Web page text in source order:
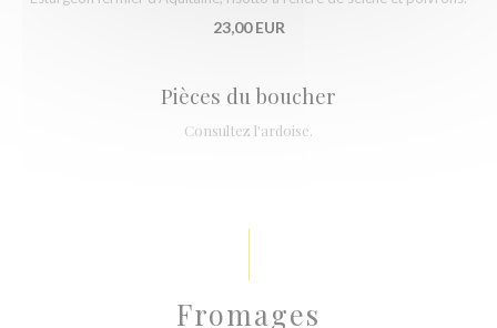
23,00 EUR
Pièces du boucher
Consultez l'ardoise.
Fromages